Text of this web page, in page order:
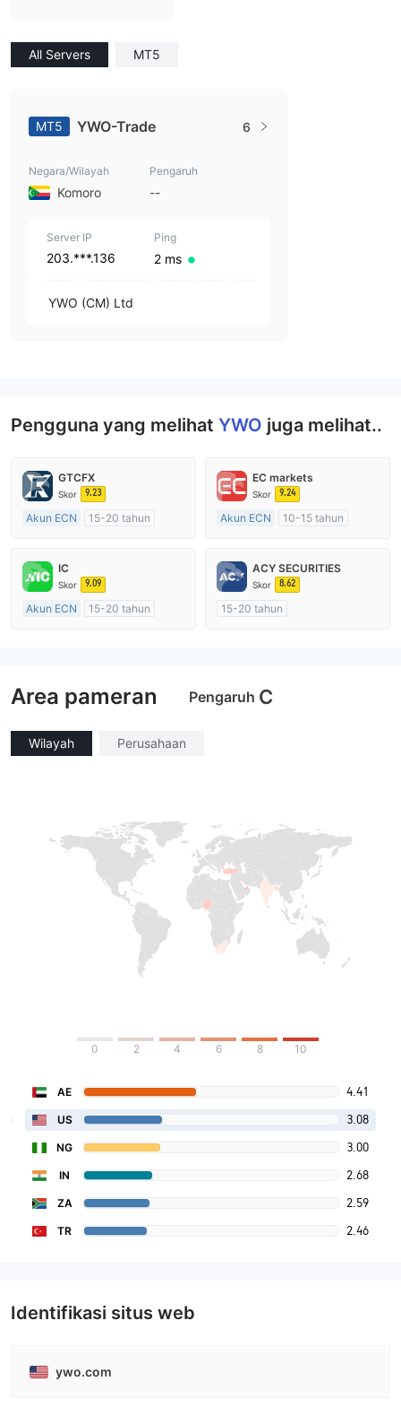
All Servers MT5
MT5 YWO-Trade 6
Negara/Wilayah
Komoro
Pengaruh
--
Server IP
203.***.136
Ping
2 ms
YWO (CM) Ltd
Pengguna yang melihat YWO juga melihat..
GTCFX
Skor 9.23
Akun ECN
15-20 tahun
Market Maker (MM)
Lisensi Penuh MT4
EC markets
Skor 9.24
Akun ECN
10-15 tahun
Market Maker (MM)
Lisensi Penuh MT4
IC
Skor 9.09
Akun ECN
15-20 tahun
ACY SECURITIES
Skor 8.62
15-20 tahun
Area pameran Pengaruh C
Wilayah Perusahaan
0 2 4 6 8 10
AE 4.41
US 3.08
NG 3.00
IN 2.68
ZA 2.59
TR 2.46
Identifikasi situs web
ywo.com